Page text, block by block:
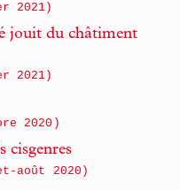
2021)
jouit du châtiment
2021)
2020)
cisgenres
août 2020)